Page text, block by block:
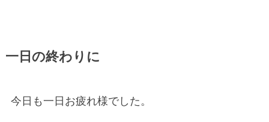
一日の終わりに
今日も一日お疲れ様でした。